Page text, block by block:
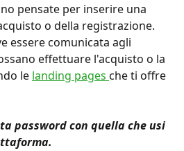
pensate per inserire una
o della registrazione.
essere comunicata agli
effettuare l'acquisto o la
le landing pages che ti offre
password con quella che usi